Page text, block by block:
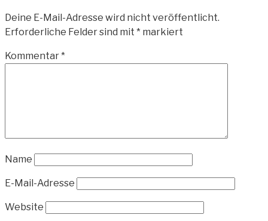
Deine E-Mail-Adresse wird nicht veröffentlicht.
Erforderliche Felder sind mit * markiert
Kommentar*
Name
E-Mail-Adresse
Website